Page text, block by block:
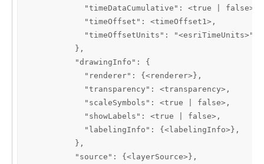
            "timeDataCumulative": <true | false>,
            "timeOffset": <timeOffset1>,
            "timeOffsetUnits": "<esriTimeUnits>"
          },
          "drawingInfo": {
            "renderer": {<renderer>},
            "transparency": <transparency>,
            "scaleSymbols": <true | false>,
            "showLabels": <true | false>,
            "labelingInfo": {<labelingInfo>},
          },
          "source": {<layerSource>},